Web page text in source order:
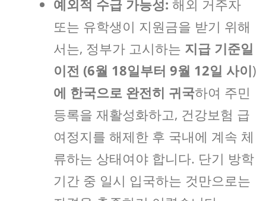
예외적 수급 가능성: 해외 거주자
또는 유학생이 지원금을 받기 위해
서는, 정부가 고시하는 지급 기준일
이전 (6월 18일부터 9월 12일 사이)
에 한국으로 완전히 귀국하여 주민
등록을 재활성화하고, 건강보험 급
여정지를 해제한 후 국내에 계속 체
류하는 상태여야 합니다. 단기 방학
기간 중 일시 입국하는 것만으로는